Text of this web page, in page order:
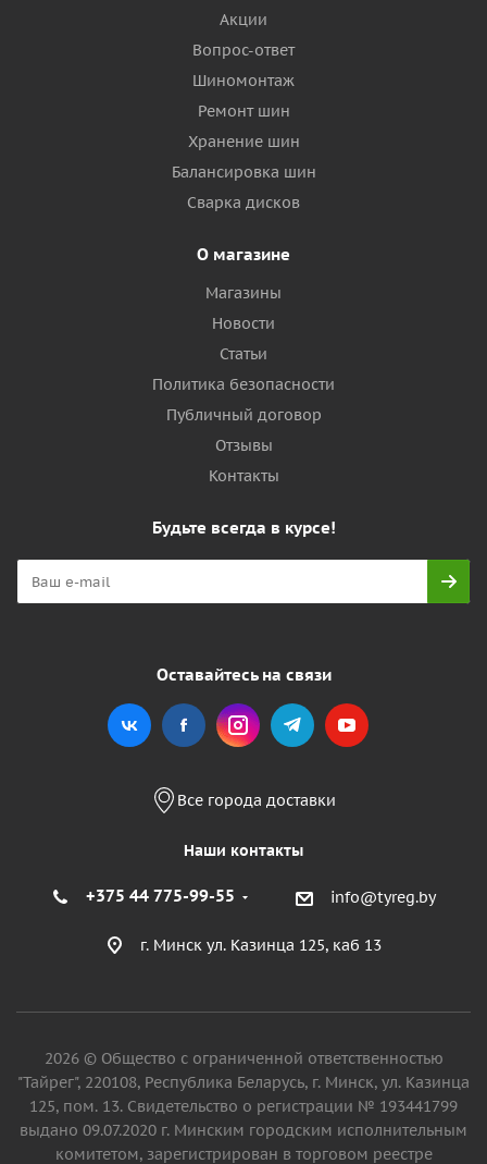
Акции
Вопрос-ответ
Шиномонтаж
Ремонт шин
Хранение шин
Балансировка шин
Сварка дисков
О магазине
Магазины
Новости
Статьи
Политика безопасности
Публичный договор
Отзывы
Контакты
Будьте всегда в курсе!
Оставайтесь на связи
Все города доставки
Наши контакты
+375 44 775-99-55 info@tyreg.by
г. Минск ул. Казинца 125, каб 13
2026 © Общество с ограниченной ответственностью
"Тайрег", 220108, Республика Беларусь, г. Минск, ул. Казинца
125, пом. 13. Свидетельство о регистрации № 193441799
выдано 09.07.2020 г. Минским городским исполнительным
комитетом, зарегистрирован в торговом реестре